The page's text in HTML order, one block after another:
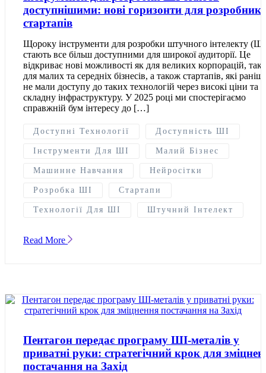
доступнішими: нові горизонти для
стартапів
Щороку інструменти для розробки штучного інтелекту
стають все більш доступними для широкої аудиторії. Це
відкриває нові можливості як для великих корпорацій, так і
для малих та середніх бізнесів, а також стартапів, які
не мали доступу до таких технологій через високі ціни та
складну інфраструктуру. У 2025 році ми спостерігаємо
справжній бум інтересу до […]
Доступні Технології Доступність ШІ
Інструменти Для ШІ Малий Бізнес
Машинне Навчання Нейросітки
Розробка ШІ Стартапи
Технології Для ШІ Штучний Інтелект
Read More
Пентагон передає програму ШІ-металів у
приватні руки: стратегічний крок для
постачання на Захід